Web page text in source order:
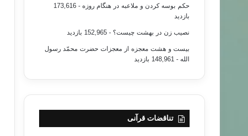
حکم بوسه کردن و ملاعبه در هنگام روزه
- 173,616
بازدید
نصیب زن در بهشت چیست؟ - 152,965 بازدید
بیست و هشت معجزه از معجزات حضرت محمّد رسول
الله - 148,961 بازدید
تناقضات قرآنی